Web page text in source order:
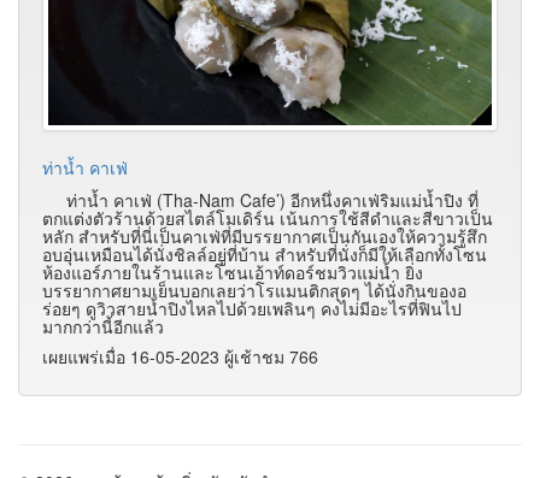
ท่าน้ำ คาเฟ่
ท่าน้ำ คาเฟ่ (Tha-Nam Cafe’) อีกหนึ่งคาเฟ่ริมแม่น้ำปิง ที่
ตกแต่งตัวร้านด้วยสไตล์โมเดิร์น เน้นการใช้สีดำและสีขาวเป็น
หลัก สำหรับที่นี่เป็นคาเฟ่ที่มีบรรยากาศเป็นกันเองให้ความรู้สึก
อบอุ่นเหมือนได้นั่งชิลล์อยู่ที่บ้าน สำหรับที่นั่งก็มีให้เลือกทั้งโซน
ห้องแอร์ภายในร้านและโซนเอ้าท์ดอร์ชมวิวแม่น้ำ ยิ่ง
บรรยากาศยามเย็นบอกเลยว่าโรแมนติกสุดๆ ได้นั่งกินของอ
ร่อยๆ ดูวิวสายน้ำปิงไหลไปด้วยเพลินๆ คงไม่มีอะไรที่ฟินไป
มากกว่านี้อีกแล้ว
เผยแพร่เมื่อ 16-05-2023 ผู้เช้าชม 766